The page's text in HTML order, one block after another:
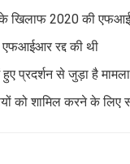
खिलाफ 2020 की
एफआईआर रद्द की थी
प्रदर्शन से जुड़ा है मामला
को शामिल करने के लिए